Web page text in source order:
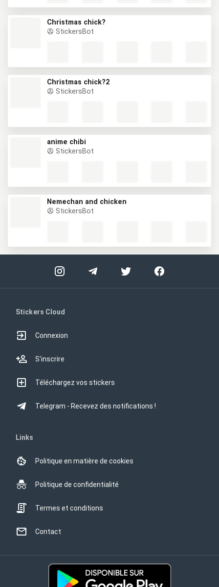
Christmas chick?
StickersBot
Christmas chick?2
StickersBot
anime chibi
StickersBot
Nemechan and chicken
StickersBot
Stickers Cloud
Connexion
S'inscrire
Téléchargez vos stickers
Telegram - Recevez des notifications !
Links
Politique en matière de cookies
Politique de confidentialité
Termes et conditions
Contact